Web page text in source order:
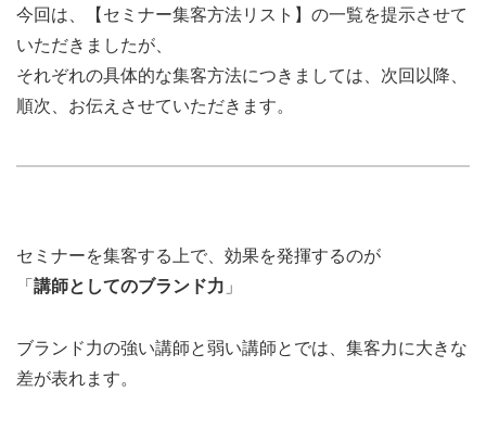
今回は、【セミナー集客方法リスト】の一覧を提示させて
いただきましたが、
それぞれの具体的な集客方法につきましては、次回以降、
順次、お伝えさせていただきます。
セミナーを集客する上で、効果を発揮するのが
「 講師としてのブランド力 」
ブランド力の強い講師と弱い講師とでは、集客力に大きな
差が表れます。